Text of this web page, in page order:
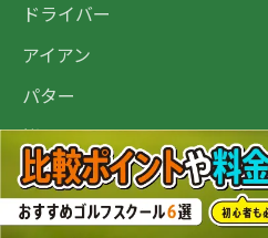
ドライバー
アイアン
パター
悩みから探す
ゴルフスクール